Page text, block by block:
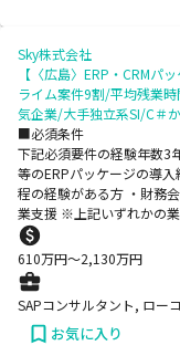
Sky株式会社
【〈広島〉ERP・CRMパ
ライム案件9割/平均残業
気企業/大手独立系SI/C＃
■必須条件
下記必須要件の経験年数3
等のERPパッケージの導
程の経験がある方 ・財務
業支援 ※上記いずれかの
610万円〜2,130万円
SAPコンサルタント, ロー
お気に入り